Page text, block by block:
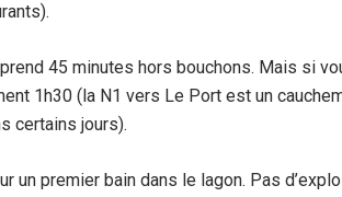
45 minutes hors bouchons. Mais si
1h30 (la N1 vers Le Port est un
certains jours).
un premier bain dans le lagon. Pas